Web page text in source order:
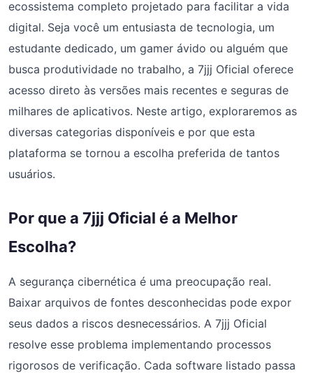
ecossistema completo projetado para facilitar a vida
digital. Seja você um entusiasta de tecnologia, um
estudante dedicado, um gamer ávido ou alguém que
busca produtividade no trabalho, a 7jjj Oficial oferece
acesso direto às versões mais recentes e seguras de
milhares de aplicativos. Neste artigo, exploraremos as
diversas categorias disponíveis e por que esta
plataforma se tornou a escolha preferida de tantos
usuários.
Por que a 7jjj Oficial é a Melhor
Escolha?
A segurança cibernética é uma preocupação real.
Baixar arquivos de fontes desconhecidas pode expor
seus dados a riscos desnecessários. A 7jjj Oficial
resolve esse problema implementando processos
rigorosos de verificação. Cada software listado passa